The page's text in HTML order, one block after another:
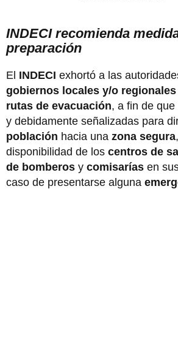
INDECI recomienda
preparación
El INDECI exhortó a las
gobiernos locales y/o regionales
rutas de evacuación, a fin de
y debidamente señalizadas para
población hacia una zona segura
disponibilidad de los centros de
de bomberos y comisarías en
caso de presentarse alguna